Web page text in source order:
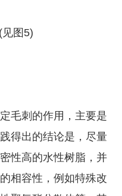
图5)
毛刺的作用，主要是
得出的结论是，尽量
性高的水性树脂，并
相容性，例如特殊改